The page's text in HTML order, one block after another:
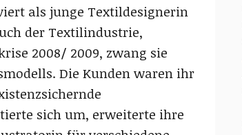
als junge Textildesignerin
der Textilindustrie,
2008/ 2009, zwang sie
Die Kunden waren ihr
sich um, erweiterte ihre